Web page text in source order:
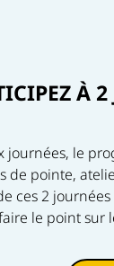
À 2
journées, le
de pointe,
ces 2
le point sur
Cette
en
bénéficient